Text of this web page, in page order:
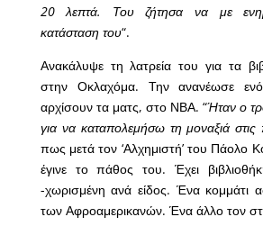
20 λεπτά. Του ζήτησα να με
κατάσταση του“.
Ανακάλυψε τη λατρεία του για τα
στην Οκλαχόμα. Την ανανέωσε
αρχίσουν τα ματς, στο ΝΒΑ. “Ήταν ο
για να καταπολεμήσω τη μοναξιά στις
πως μετά τον ‘Αλχημιστή’ του Πάολο
έγινε το πάθος του. Έχει
-χωρισμένη ανά είδος. Ένα κομμάτι
των Αφροαμερικανών. Ένα άλλο τον